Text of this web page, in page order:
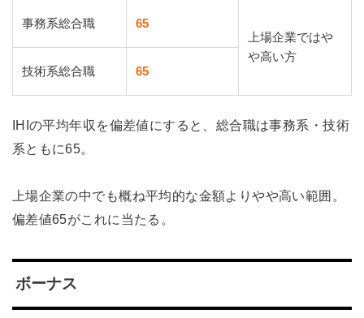
事務系総合職
65
上場企業ではや
や高い方
技術系総合職
65
IHIの平均年収を偏差値にすると、総合職は事務系・技術
系ともに65。
上場企業の中でも概ね平均的な金額よりやや高い範囲。
偏差値65がこれに当たる。
ボーナス